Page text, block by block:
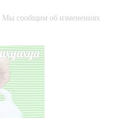
Мы сообщим об изменениях